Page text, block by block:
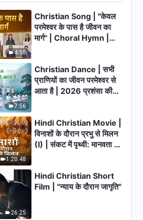
Hindi Christian Testimony
Video | आस्था : शक्ति का स्रोत |
True Story of a Christian
Hindi Christian Testimony
Video | सच्ची रिपोर्ट दबाने की पीड़ा
सहना (II) | True Story of a
Christian
Hindi Christian Testimony
Video | झूठ से सिर्फ दर्द मिले | True
Story of a Christian
Hindi Christian Testimony
Video | कैसे मैं अहंकार से मुक्त हुई |
True Story of a Christian
4:58
Christian Song | "केवल
परमेश्वर के पास है जीवन का
मार्ग" | Choral Hymn |
7:56
Christian Dance | सभी
प्राणियों का जीवन परमेश्वर से
आता है | 2026 प्रशंसा की
1:20:48
Hindi Christian Movie |
विनाशों के दौरान प्रभु से मिलन
(I) | संकट में पृथ्वी: मानवता का
26:25
Hindi Christian Short
Film | "न्याय के दौरान जागृति"